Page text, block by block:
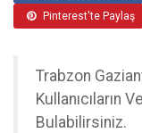
Pinterest'te Paylaş
Trabzon
Kullanıcıların
Bulabilirsiniz.